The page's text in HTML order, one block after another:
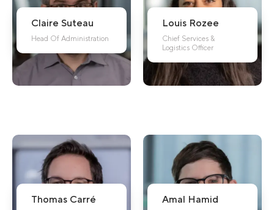
Claire Suteau
Head Of Administration
Louis Rozee
Chief Services &
Logistics Officer
Thomas Carré Amal Hamid